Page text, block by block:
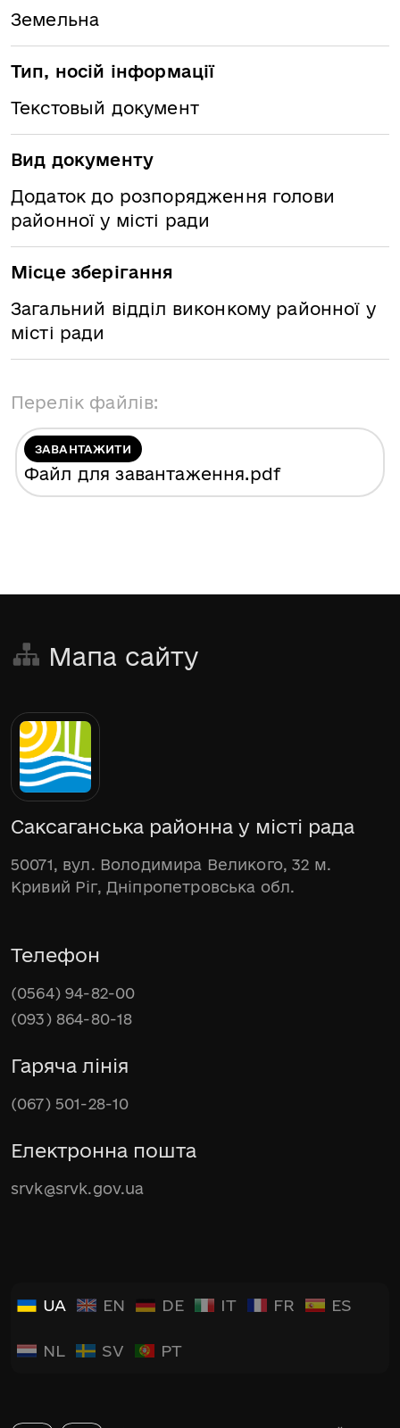
Земельна
Тип, носій інформації
Текстовый документ
Вид документу
Додаток до розпорядження голови
районної у місті ради
Місце зберігання
Загальний відділ виконкому районної у
місті ради
Перелік файлів:
ЗАВАНТАЖИТИ
Файл для завантаження.pdf
Мапа сайту
Саксаганська районна у місті рада
50071, вул. Володимира Великого, 32 м.
Кривий Ріг, Дніпропетровська обл.
Телефон
(0564) 94-82-00
(093) 864-80-18
Гаряча лінія
(067) 501-28-10
Електронна пошта
srvk@srvk.gov.ua
UA EN DE IT FR ES
NL SV PT